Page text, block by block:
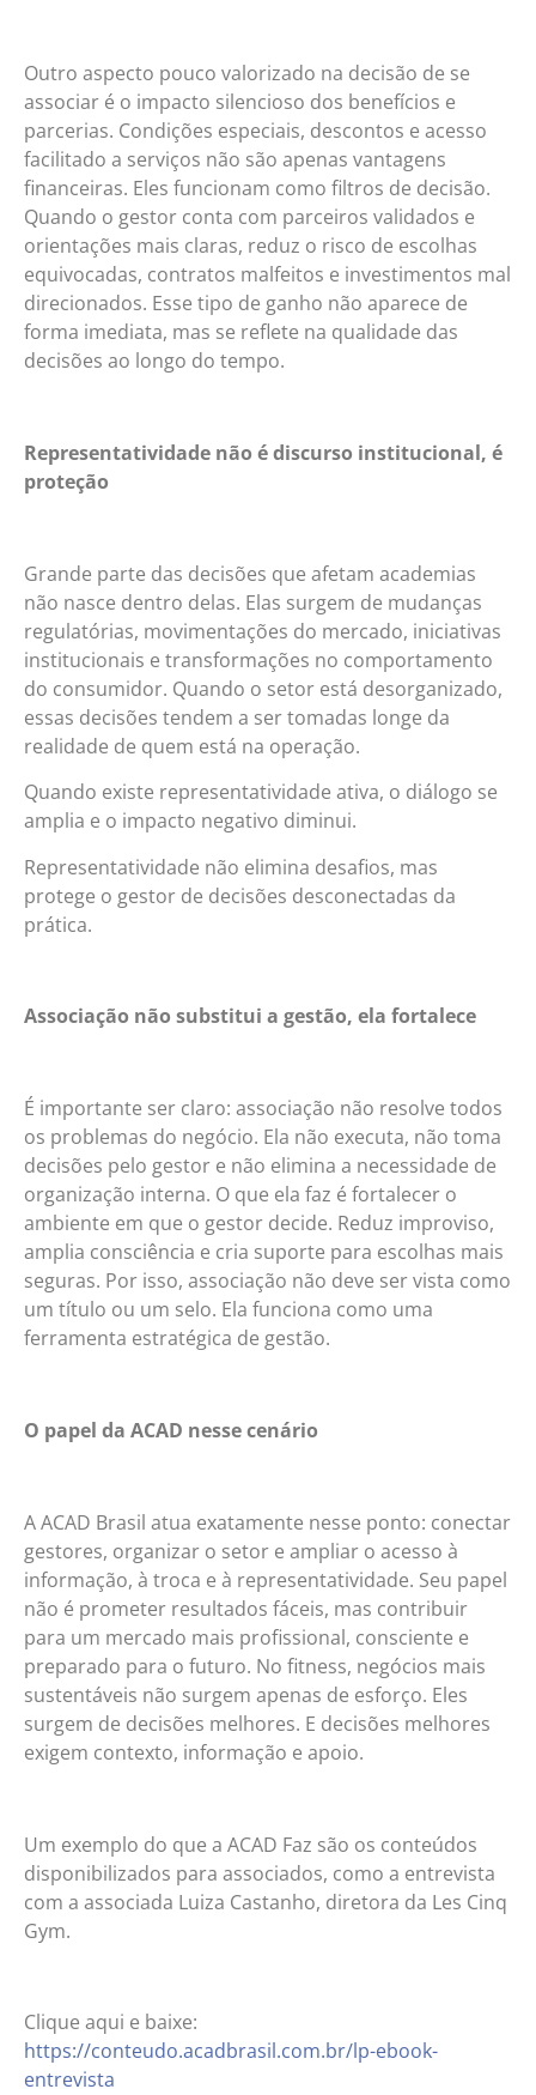
Outro aspecto pouco valorizado na decisão de se
associar é o impacto silencioso dos benefícios e
parcerias. Condições especiais, descontos e acesso
facilitado a serviços não são apenas vantagens
financeiras. Eles funcionam como filtros de decisão.
Quando o gestor conta com parceiros validados e
orientações mais claras, reduz o risco de escolhas
equivocadas, contratos malfeitos e investimentos mal
direcionados. Esse tipo de ganho não aparece de
forma imediata, mas se reflete na qualidade das
decisões ao longo do tempo.
Representatividade não é discurso institucional, é
proteção
Grande parte das decisões que afetam academias
não nasce dentro delas. Elas surgem de mudanças
regulatórias, movimentações do mercado, iniciativas
institucionais e transformações no comportamento
do consumidor. Quando o setor está desorganizado,
essas decisões tendem a ser tomadas longe da
realidade de quem está na operação.
Quando existe representatividade ativa, o diálogo se
amplia e o impacto negativo diminui.
Representatividade não elimina desafios, mas
protege o gestor de decisões desconectadas da
prática.
Associação não substitui a gestão, ela fortalece
É importante ser claro: associação não resolve todos
os problemas do negócio. Ela não executa, não toma
decisões pelo gestor e não elimina a necessidade de
organização interna. O que ela faz é fortalecer o
ambiente em que o gestor decide. Reduz improviso,
amplia consciência e cria suporte para escolhas mais
seguras. Por isso, associação não deve ser vista como
um título ou um selo. Ela funciona como uma
ferramenta estratégica de gestão.
O papel da ACAD nesse cenário
A ACAD Brasil atua exatamente nesse ponto: conectar
gestores, organizar o setor e ampliar o acesso à
informação, à troca e à representatividade. Seu papel
não é prometer resultados fáceis, mas contribuir
para um mercado mais profissional, consciente e
preparado para o futuro. No fitness, negócios mais
sustentáveis não surgem apenas de esforço. Eles
surgem de decisões melhores. E decisões melhores
exigem contexto, informação e apoio.
Um exemplo do que a ACAD Faz são os conteúdos
disponibilizados para associados, como a entrevista
com a associada Luiza Castanho, diretora da Les Cinq
Gym.
Clique aqui e baixe:
https://conteudo.acadbrasil.com.br/lp-ebook-
entrevista